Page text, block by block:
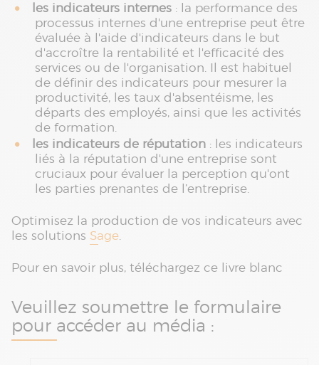
les indicateurs internes : la performance des
processus internes d'une entreprise peut être
évaluée à l'aide d'indicateurs dans le but
d'accroître la rentabilité et l'efficacité des
services ou de l'organisation. Il est habituel
de définir des indicateurs pour mesurer la
productivité, les taux d'absentéisme, les
départs des employés, ainsi que les activités
de formation.
les indicateurs de réputation : les indicateurs
liés à la réputation d'une entreprise sont
cruciaux pour évaluer la perception qu'ont
les parties prenantes de l’entreprise.
Optimisez la production de vos indicateurs avec
les solutions Sage.
Pour en savoir plus, téléchargez ce livre blanc
Veuillez soumettre le formulaire
pour accéder au média :